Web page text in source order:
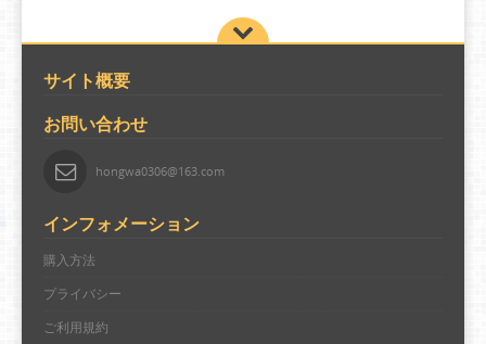
サイト概要
お問い合わせ
hongwa0306@163.com
インフォメーション
購入方法
プライバシー
ご利用規約